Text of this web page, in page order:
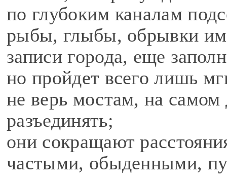
по глубоким каналам
рыбы, глыбы, обрывки
записи города, еще
но пройдет всего лишь
не верь мостам, на
разъединять;
они сокращают
частыми, обыденными,